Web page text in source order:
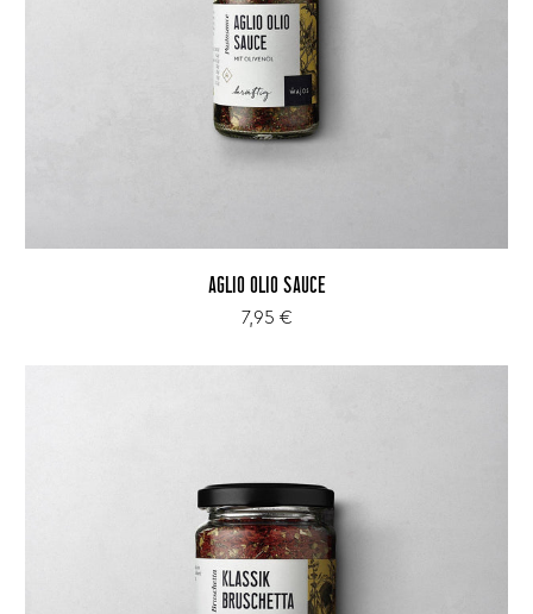
AGLIO OLIO SAUCE
7,95 €